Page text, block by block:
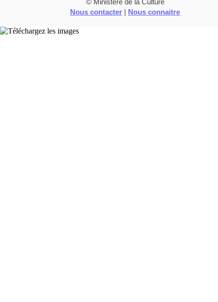
© Ministère de la Culture
Nous contacter | Nous connaitre